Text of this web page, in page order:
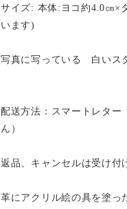
サイズ: 本体:ヨコ約4.0㎝×
います)
写真に写っている 白いス
配送方法：スマートレター
ん）
返品、キャンセルは受け付
革にアクリル絵の具を塗っ